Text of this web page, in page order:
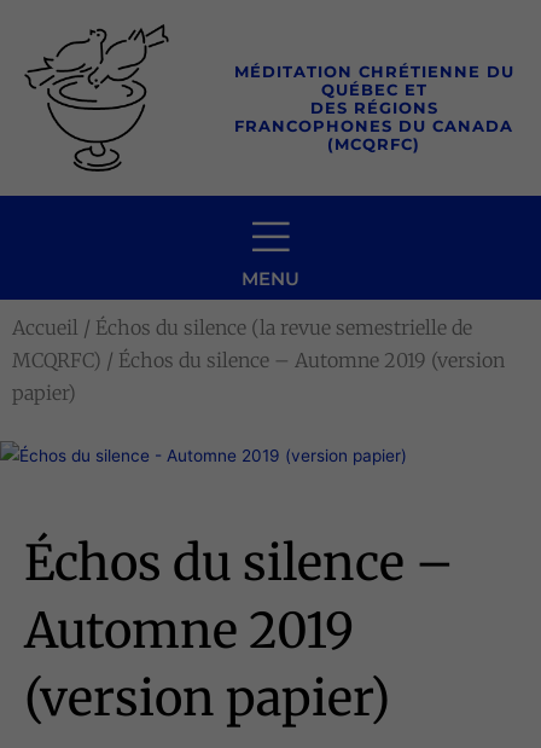
contenu
MÉDITATION CHRÉTIENNE DU
QUÉBEC ET
DES RÉGIONS
FRANCOPHONES DU CANADA
(MCQRFC)
MENU
Accueil / Échos du silence (la revue semestrielle de
MCQRFC) / Échos du silence – Automne 2019 (version
papier)
Échos du silence –
Automne 2019
(version papier)